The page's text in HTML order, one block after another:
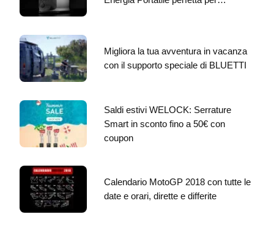
Migliora la tua avventura in vacanza
con il supporto speciale di BLUETTI
Saldi estivi WELOCK: Serrature
Smart in sconto fino a 50€ con
coupon
Calendario MotoGP 2018 con tutte le
date e orari, dirette e differite